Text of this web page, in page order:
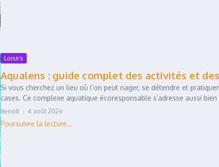
Loisirs
Aqualens : guide complet des activités et
Si vous cherchez un lieu où l’on peut nager, se détendre et
cases. Ce complexe aquatique écoresponsable s’adresse aussi bien
Benoît 4 août 2026